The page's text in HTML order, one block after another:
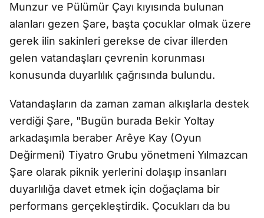
Munzur ve Pülümür Çayı kıyısında bulunan
alanları gezen Şare, başta çocuklar olmak üzere
gerek ilin sakinleri gerekse de civar illerden
gelen vatandaşları çevrenin korunması
konusunda duyarlılık çağrısında bulundu.
Vatandaşların da zaman zaman alkışlarla destek
verdiği Şare, "Bugün burada Bekir Yoltay
arkadaşımla beraber Arêye Kay (Oyun
Değirmeni) Tiyatro Grubu yönetmeni Yılmazcan
Şare olarak piknik yerlerini dolaşıp insanları
duyarlılığa davet etmek için doğaçlama bir
performans gerçekleştirdik. Çocukları da bu